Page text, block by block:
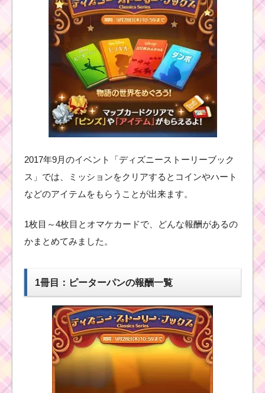
2017年9月のイベント「ディズニーストーリーブック
ス」では、ミッションをクリアするとコインやハート
などのアイテムをもらうことが出来ます。
1枚目～4枚目とオマケカードで、どんな報酬があるの
かまとめてみました。
1冊目：ピーターパンの報酬一覧